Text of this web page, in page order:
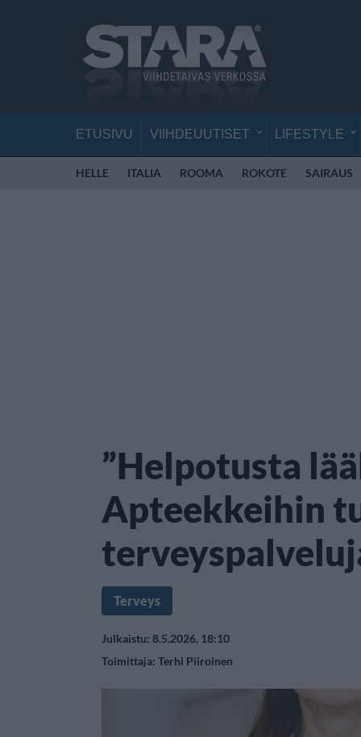
ETUSIVU VIIHDEUUTISET LIFESTYLE
HELLE ITALIA ROOMA ROKOTE SAIRAUS
”Helpotusta
Apteekkeihin
Terveys
Julkaistu: 8.5.2026, 18:10
Toimittaja: Terhi Piiroinen